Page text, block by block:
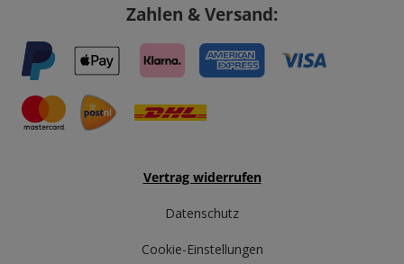
Zahlen & Versand:
Vertrag widerrufen
Datenschutz
Cookie-Einstellungen